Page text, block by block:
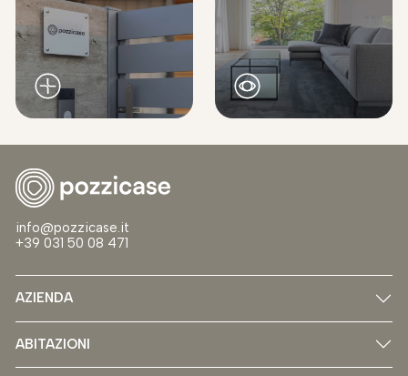
info@pozzicase.it
+39 031 50 08 471
AZIENDA
ABITAZIONI